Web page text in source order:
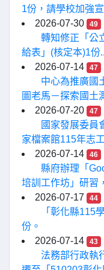
1份，請學校加強
2026-07-30
49
轉知修正「公
給表」(核定本)1份
2026-07-14
47
中心為推廣國
圖老馬－探索國土
2026-07-20
47
國家發展委員
家檔案館115年志
2026-07-14
46
縣府辦理「
培訓工作坊」研習
2026-07-17
44
「彰化縣115
份。
2026-07-14
43
法務部行政執